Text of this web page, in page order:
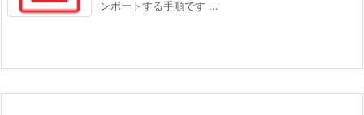
ンポートする手順です ...